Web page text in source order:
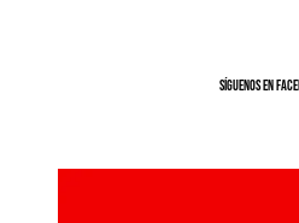
SíGUENOS EN